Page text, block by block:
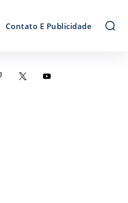
Contato E Publicidade